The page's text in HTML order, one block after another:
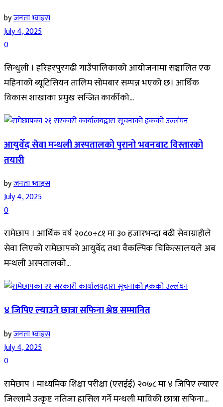
byजनता भ्वाइस
July 4, 2025
0
सिन्धुली । हरिहरपुरगढी गाउँपालिकाको आयोजनामा सञ्चालित एक
महिनाको ब्यूटिसियन तालिम सोमबार सम्पन्न भएको छ। आर्थिक
विकास शाखाका प्रमुख सन्जित कार्कीको...
आयुर्वेद सेवा मन्थली अस्पतालको पुरानो भवनबाट विस्तारको
तयारी
byजनता भ्वाइस
July 4, 2025
0
रामेछाप । आर्थिक वर्ष २०८०÷८१ मा ३० हजारभन्दा बढी सेवाग्राहीले
सेवा लिएको रामेछापको आयुर्वेद तथा वैकल्पिक चिकित्सालयले अब
मन्थली अस्पतालको...
४ जिपिए ल्याउने छात्रा सफिना श्रेष्ठ सम्मानित
byजनता भ्वाइस
July 4, 2025
0
रामेछाप । माध्यमिक शिक्षा परीक्षा (एसईई) २०७८ मा ४ जिपिए ल्याएर
जिल्लामै उत्कृष्ट नतिजा हासिल गर्ने मन्थली माविकी छात्रा सफिना...